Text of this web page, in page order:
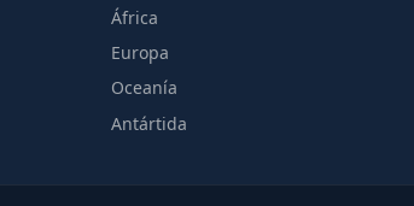
África
Europa
Oceanía
Antártida